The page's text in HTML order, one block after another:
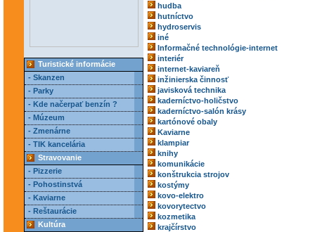
Turistické informácie
- Skanzen
- Parky
- Kde načerpať benzín ?
- Múzeum
- Zmenárne
- TIK kancelária
Stravovanie
- Pizzerie
- Pohostinstvá
- Kaviarne
- Reštaurácie
Kultúra
hudba
hutníctvo
hydroservis
iné
Informačné technológie-internet
interiér
internet-kaviareň
inžinierska činnosť
javisková technika
kaderníctvo-holičstvo
kaderníctvo-salón krásy
kartónové obaly
Kaviarne
klampiar
knihy
komunikácie
konštrukcia strojov
kostýmy
kovo-elektro
kovorytectvo
kozmetika
krajčírstvo